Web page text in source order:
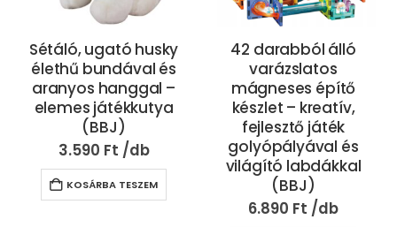
Sétáló, ugató husky
élethű bundával és
aranyos hanggal –
elemes játékkutya
(BBJ)
3.590 Ft
KOSÁRBA TESZEM
42 darabból álló
varázslatos
mágneses építő
készlet – kreatív,
fejlesztő játék
golyópályával és
világító labdákkal
(BBJ)
6.890 Ft